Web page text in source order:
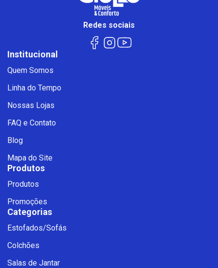
Redes sociais
Institucional
Quem Somos
Linha do Tempo
Nossas Lojas
FAQ e Contato
Blog
Mapa do Site
Produtos
Produtos
Promoções
Categorias
Estofados/Sofás
Colchões
Salas de Jantar